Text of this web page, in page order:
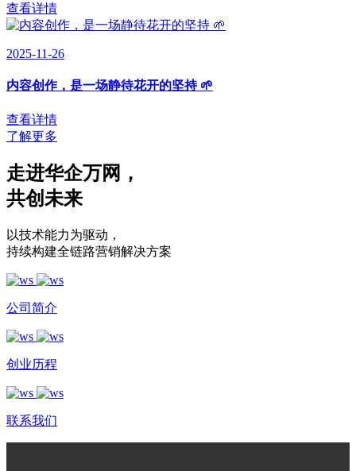
查看详情
2025-11-26
内容创作，是一场静待花开的坚持 🌱
查看详情
了解更多
走进华企万网 ，
共创未来
以技术能力为驱动 ，
持续构建全链路营销解决方案
公司简介
创业历程
联系我们